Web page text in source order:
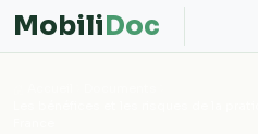
MobiliDoc